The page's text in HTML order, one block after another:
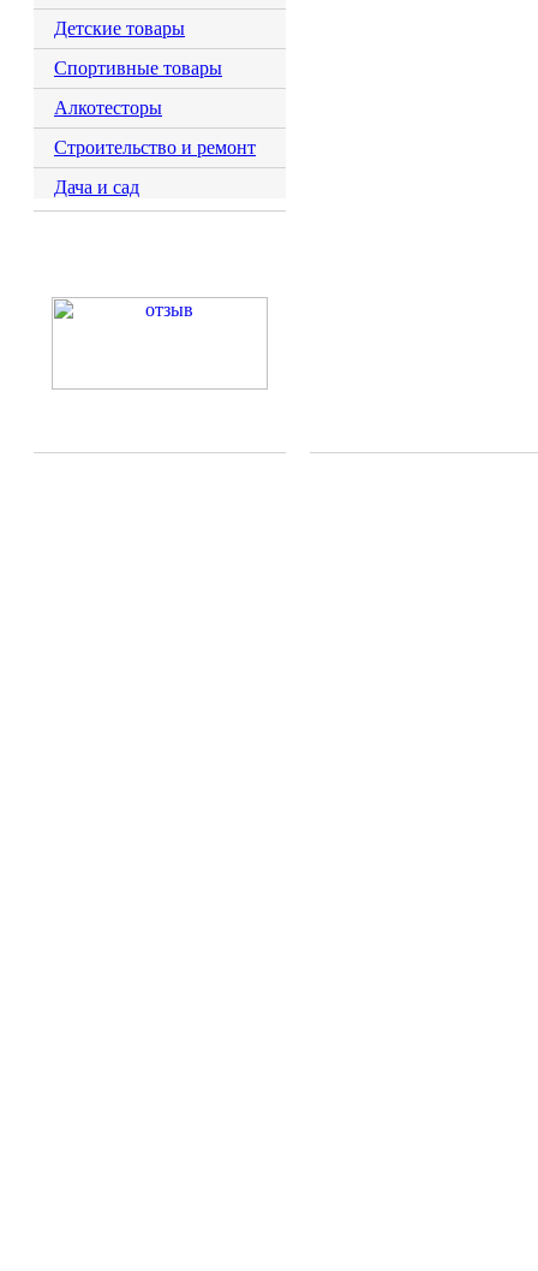
Детские товары
Спортивные товары
Алкотесторы
Строительство и ремонт
Дача и сад